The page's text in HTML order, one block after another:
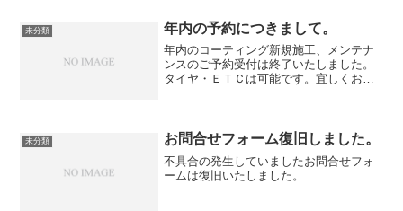
未分類 年内の予約につきまして。
年内のコーティング新規施工、メンテナ
ンスのご予約受付は終了いたしました。
タイヤ・ＥＴＣは可能です。宜しくお願
未分類 お問合せフォーム復旧しました。
不具合の発生していましたお問合せフォ
ームは復旧いたしました。